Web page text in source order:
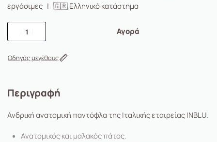
εργάσιμες | 🇬🇷 Ελληνικό κατάστημα
Αγορά
Οδηγός μεγέθους
Περιγραφή
Ανδρική ανατομική παντόφλα της Ιταλικής εταιρείας INBLU.
Ανατομικός και μαλακός πάτος.